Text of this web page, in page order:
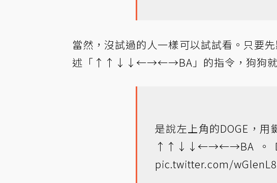
當然，沒試過的人一樣可以試試看。只要
述「↑↑↓↓←→←→BA」的指令，狗狗就
是說左上角的DOGE，用
↑↑↓↓←→←→BA。
pic.twitter.com/